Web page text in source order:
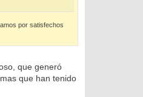
por satisfechos
que generó
que han tenido